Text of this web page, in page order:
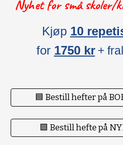
Nyhet for små skoler/
Kjøp 10
for 1750 kr +
🟦 Bestill hefter på
🟪 Bestill hefte på